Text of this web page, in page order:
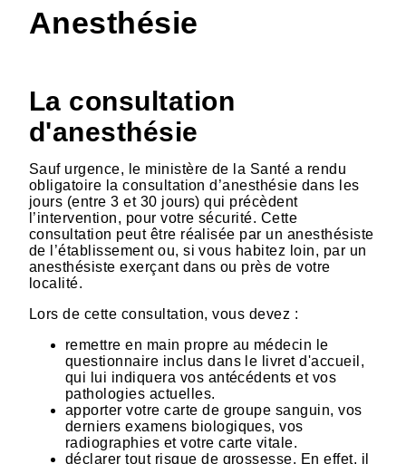
Anesthésie
La consultation
d'anesthésie
Sauf urgence, le ministère de la Santé a rendu
obligatoire la consultation d’anesthésie dans les
jours (entre 3 et 30 jours) qui précèdent
l’intervention, pour votre sécurité. Cette
consultation peut être réalisée par un anesthésiste
de l’établissement ou, si vous habitez loin, par un
anesthésiste exerçant dans ou près de votre
localité.
Lors de cette consultation, vous devez :
remettre en main propre au médecin le
questionnaire inclus dans le livret d'accueil,
qui lui indiquera vos antécédents et vos
pathologies actuelles.
apporter votre carte de groupe sanguin, vos
derniers examens biologiques, vos
radiographies et votre carte vitale.
déclarer tout risque de grossesse. En effet, il